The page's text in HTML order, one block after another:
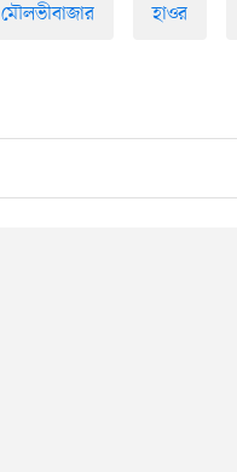
মৌলভীবাজার হাওর